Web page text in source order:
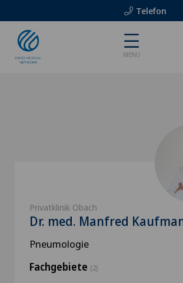
Telefon
MENU
Privatklinik Obach
Dr. med. Manfred
Pneumologie
Fachgebiete (2)